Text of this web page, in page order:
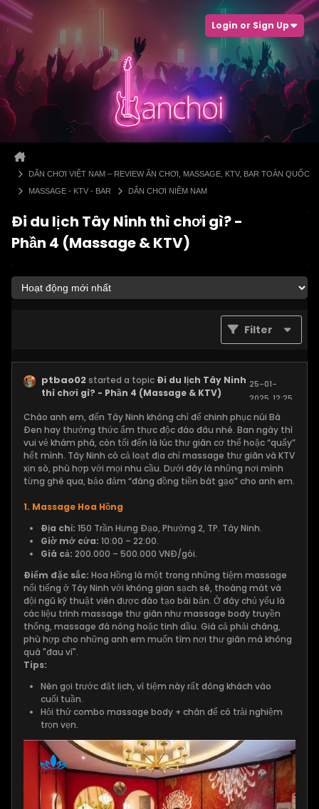
Login or Sign Up
DÂN CHƠI VIỆT NAM – REVIEW ĂN CHƠI, MASSAGE, KTV, BAR TOÀN QUỐC
MASSAGE - KTV - BAR
DÂN CHƠI NIỀM NAM
Đi du lịch Tây Ninh thì chơi gì? -
Phần 4 (Massage & KTV)
Filter
ptbao02 started a topic Đi du lịch Tây Ninh
thì chơi gì? - Phần 4 (Massage & KTV)
25-01-
2025, 12:25
AM
Chào anh em, đến Tây Ninh không chỉ để chinh phục núi Bà
Đen hay thưởng thức ẩm thực độc đáo đâu nhé. Ban ngày thì
vui vẻ khám phá, còn tối đến là lúc thư giãn cơ thể hoặc “quẩy”
hết mình. Tây Ninh có cả loạt địa chỉ massage thư giãn và KTV
xịn sò, phù hợp với mọi nhu cầu. Dưới đây là những nơi mình
từng ghé qua, bảo đảm “đáng đồng tiền bát gạo” cho anh em.
1. Massage Hoa Hồng
Địa chỉ: 150 Trần Hưng Đạo, Phường 2, TP. Tây Ninh.
Giờ mở cửa: 10:00 – 22:00.
Giá cả: 200.000 – 500.000 VNĐ/gói.
Điểm đặc sắc: Hoa Hồng là một trong những tiệm massage
nổi tiếng ở Tây Ninh với không gian sạch sẽ, thoáng mát và
đội ngũ kỹ thuật viên được đào tạo bài bản. Ở đây chủ yếu là
các liệu trình massage thư giãn như massage body truyền
thống, massage đá nóng hoặc tinh dầu. Giá cả phải chăng,
phù hợp cho những anh em muốn tìm nơi thư giãn mà không
quá "đau ví".
Tips:
Nên gọi trước đặt lịch, vì tiệm này rất đông khách vào
cuối tuần.
Hỏi thử combo massage body + chân để có trải nghiệm
trọn vẹn.